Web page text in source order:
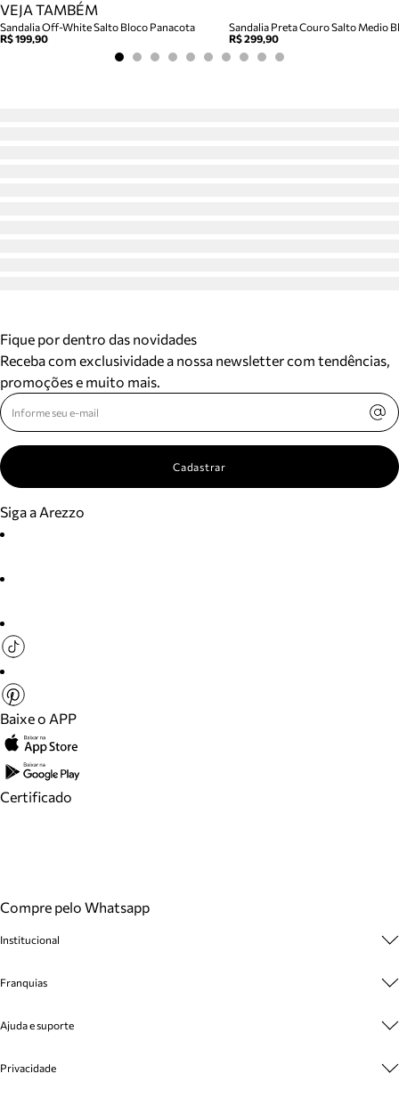
VEJA TAMBÉM
Sandalia Off-White Salto Bloco Panacota
R$ 199,90
Sandalia Preta Couro Salto Medio
R$ 299,90
Fique por dentro das novidades
Receba com exclusividade a nossa newsletter com tendências,
promoções e muito mais.
Cadastrar
Siga a Arezzo
Baixe o APP
Certificado
Compre pelo Whatsapp
Institucional
Cashback
Venda Corporativa
Mapa do Site
Franquias
Plano de Negócio
Ajuda e suporte
Cadastro
Privacidade